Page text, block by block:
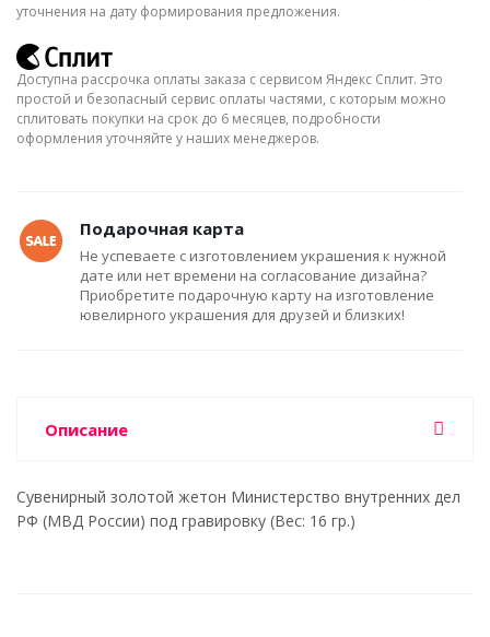
уточнения на дату формирования предложения.
Доступна рассрочка оплаты заказа с сервисом Яндекс Сплит. Это
простой и безопасный сервис оплаты частями, с которым можно
сплитовать покупки на срок до 6 месяцев, подробности
оформления уточняйте у наших менеджеров.
Подарочная карта
Не успеваете с изготовлением украшения к нужной
дате или нет времени на согласование дизайна?
Приобретите подарочную карту на изготовление
ювелирного украшения для друзей и близких!
Описание
Сувенирный золотой жетон Министерство внутренних дел
РФ (МВД России) под гравировку (Вес: 16 гр.)